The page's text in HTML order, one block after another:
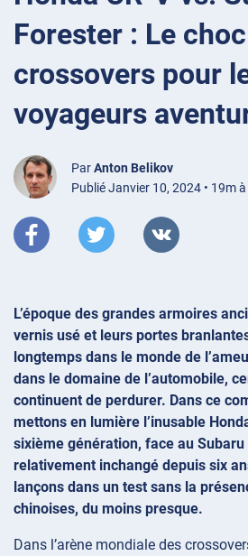
Forester : Le
crossovers pour
voyageurs
ParAnton Belikov
Publié Janvier 10, 2024 • 19m
L’époque des grandes armoires
vernis usé et leurs portes
longtemps dans le monde de
dans le domaine de l’automobile,
continuent de perdurer. Dans ce
mettons en lumière l’inusable
sixième génération, face au Subaru
relativement inchangé depuis six
lançons dans un test sans la
chinoises, du moins presque.
Dans l’arène mondiale des